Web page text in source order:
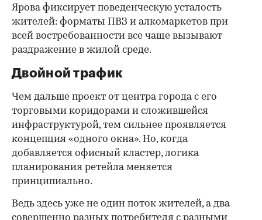
Ярова фиксирует поведенческую усталость
жителей: форматы ПВЗ и алкомаркетов при
всей востребованности все чаще вызывают
раздражение в жилой среде.
Двойной трафик
Чем дальше проект от центра города с его
торговыми коридорами и сложившейся
инфраструктурой, тем сильнее проявляется
концепция «одного окна». Но, когда
добавляется офисный кластер, логика
планирования ретейла меняется
принципиально.
Ведь здесь уже не один поток жителей, а два
совершенно разных потребителя с разными